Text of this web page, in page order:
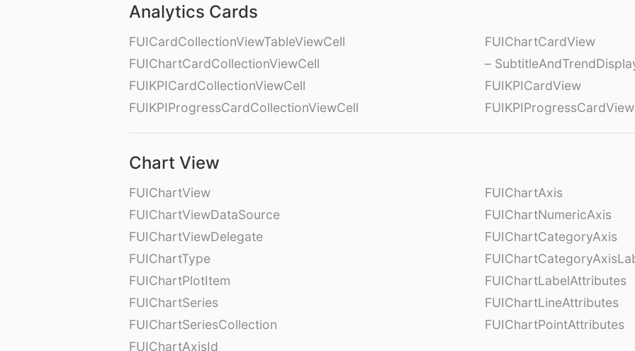
Analytics Cards
FUICardCollectionViewTableViewCell
FUIChartCardCollectionViewCell
FUIKPICardCollectionViewCell
FUIKPIProgressCardCollectionViewCell
FUIChartCardView
–
FUIKPICardView
FUIKPIProgressCardView
Chart View
FUIChartView
FUIChartViewDataSource
FUIChartViewDelegate
FUIChartType
FUIChartPlotItem
FUIChartSeries
FUIChartSeriesCollection
FUIChartAxisId
FUIChartAxis
FUIChartNumericAxis
FUIChartCategoryAxis
FUIChartLabelAttributes
FUIChartLineAttributes
FUIChartPointAttributes